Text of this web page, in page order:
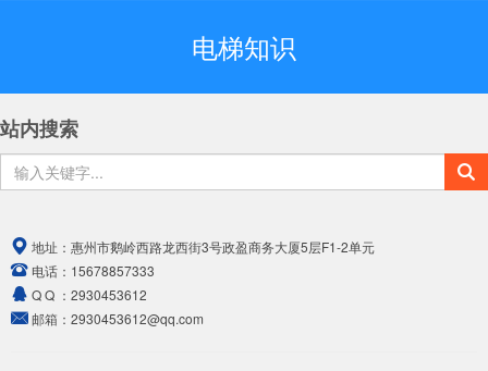
电梯知识
站内搜索
地址： 惠州市鹅岭西路龙西街3号政盈商务大厦5层F1-2单元
电话： 15678857333
Q Q ： 2930453612
邮箱： 2930453612@qq.com